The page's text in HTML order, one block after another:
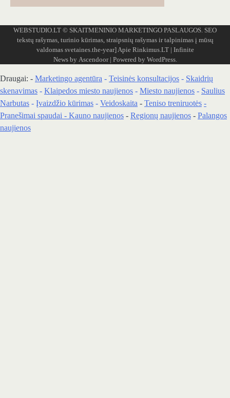
WEBSTUDIO.LT © SKAITMENINIO MARKETINGO PASLAUGOS. SEO
tekstų rašymas, turinio kūrimas, straipsnių rašymas ir talpinimas į mūsų
valdomas svetaines.the-year]Apie Rinkimus.LT| Infinite
News by Ascendoor| Powered by WordPress.
Draugai: - Marketingo agentūra - Teisinės konsultacijos - Skaidrių
skenavimas - Klaipedos miesto naujienos - Miesto naujienos - Saulius
Narbutas - Įvaizdžio kūrimas - Veidoskaita - Teniso treniruotės -
Pranešimai spaudai - Kauno naujienos - Regionų naujienos - Palangos
naujienos